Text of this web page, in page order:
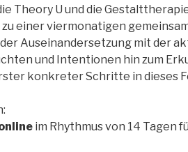
Theory U und die
zu einer viermonatigen
Auseinandersetzung mit der
und Intentionen hin zum
konkreter Schritte in dieses
im Rhythmus von 14 Tagen